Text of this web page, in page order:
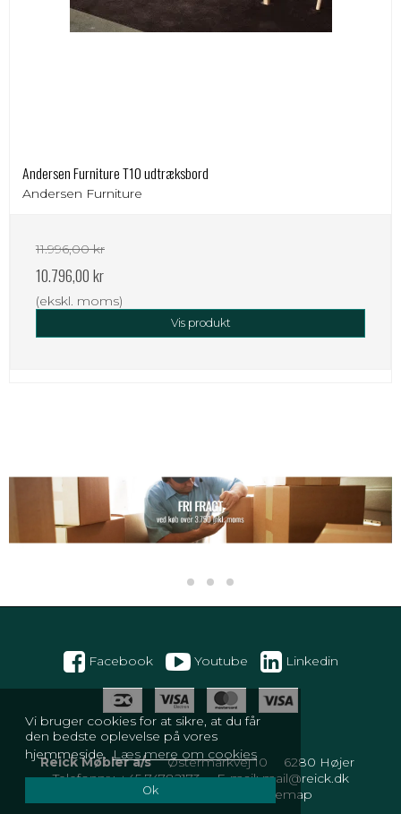
Vi bruger cookies for at sikre, at du får
den bedste oplevelse på vores
hjemmeside. Læs mere om cookies
Ok
Andersen Furniture T10 udtræksbord
Andersen Furniture
11.996,00 kr
10.796,00 kr
(ekskl. moms)
Vis produkt
Facebook Youtube Linkedin
Reick Møbler a/s Østermarkvej 10
6280 Højer
Telefonnr.:+45 74782173 E-mail: mail@reick.dk
CVR-nummer
Sitemap